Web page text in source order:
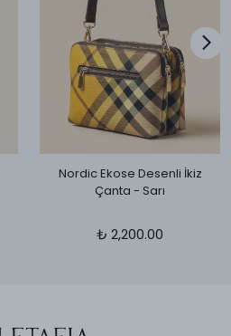
Nordic Ekose Desenli İkiz
Çanta - Sarı
₺ 2,200.00